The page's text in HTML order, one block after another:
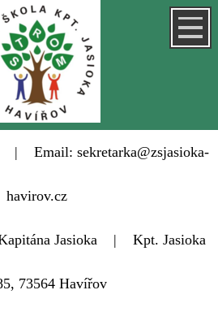
| Email: sekretarka@zsjasioka-
havirov.cz
Jasioka | Kpt. Jasioka
73564 Havířov